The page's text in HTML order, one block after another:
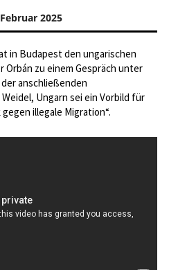
2025
in Budapest den ungarischen
zu einem Gespräch unter
anschließenden
Ungarn sei ein Vorbild für
illegale Migration“.